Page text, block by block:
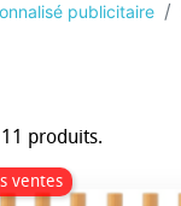
publicitaire
produits.
ventes